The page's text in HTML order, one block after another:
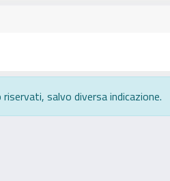
salvo diversa indicazione.